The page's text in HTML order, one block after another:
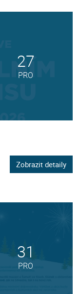
27
PRO
Zobrazit detaily
31
PRO